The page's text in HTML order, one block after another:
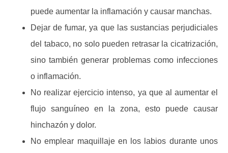
puede aumentar la inflamación y causar manchas.
Dejar de fumar, ya que las sustancias perjudiciales
del tabaco, no solo pueden retrasar la cicatrización,
sino también generar problemas como infecciones
o inflamación.
No realizar ejercicio intenso, ya que al aumentar el
flujo sanguíneo en la zona, esto puede causar
hinchazón y dolor.
No emplear maquillaje en los labios durante unos